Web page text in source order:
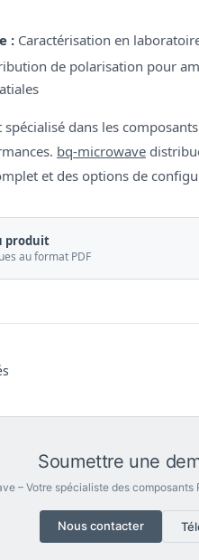
: Caractérisation en
de polarisation pour
spécialisé dans les
bq-microwave
et des options de
produit
au format PDF
Soumettre une
– Votre spécialiste des composants
Nous contacter